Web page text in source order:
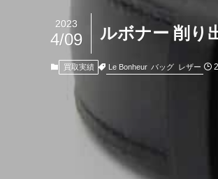
ルボナー 削り
2023
4/09
買取実績 Le Bonheur バッグ レザー